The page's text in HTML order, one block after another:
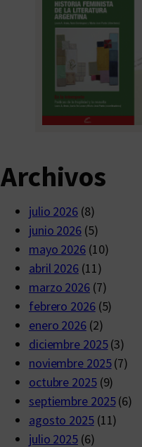
Archivos
julio 2026(8)
junio 2026(5)
mayo 2026 (10)
abril 2026(11)
marzo 2026(7)
febrero 2026(5)
enero 2026(2)
diciembre 2025(3)
noviembre 2025(7)
octubre 2025(9)
septiembre 2025(6)
agosto 2025(11)
julio 2025(6)